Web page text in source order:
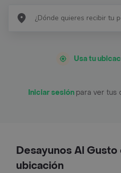
Usa tu
Iniciar sesión para ver
Desayunos Al
ubicación